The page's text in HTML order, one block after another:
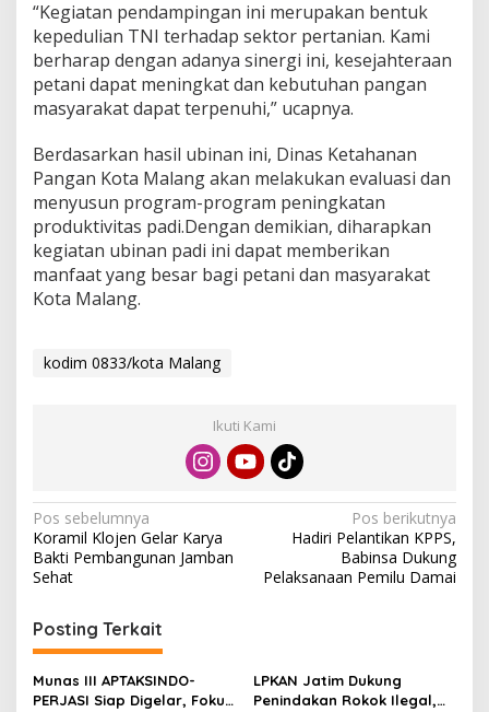
n
“Kegiatan pendampingan ini merupakan bentuk
kepedulian TNI terhadap sektor pertanian. Kami
berharap dengan adanya sinergi ini, kesejahteraan
petani dapat meningkat dan kebutuhan pangan
masyarakat dapat terpenuhi,” ucapnya.
Berdasarkan hasil ubinan ini, Dinas Ketahanan
Pangan Kota Malang akan melakukan evaluasi dan
menyusun program-program peningkatan
produktivitas padi.Dengan demikian, diharapkan
kegiatan ubinan padi ini dapat memberikan
manfaat yang besar bagi petani dan masyarakat
Kota Malang.
kodim 0833/kota Malang
Ikuti Kami
N
a
v
i
g
a
Pos sebelumnya
Koramil Klojen Gelar Karya
Bakti Pembangunan Jamban
Sehat
Pos berikutnya
Hadiri Pelantikan KPPS,
Babinsa Dukung
Pelaksanaan Pemilu Damai
Posting Terkait
Munas III APTAKSINDO-
PERJASI Siap Digelar, Fokus
LPKAN Jatim Dukung
Penindakan Rokok Ilegal,